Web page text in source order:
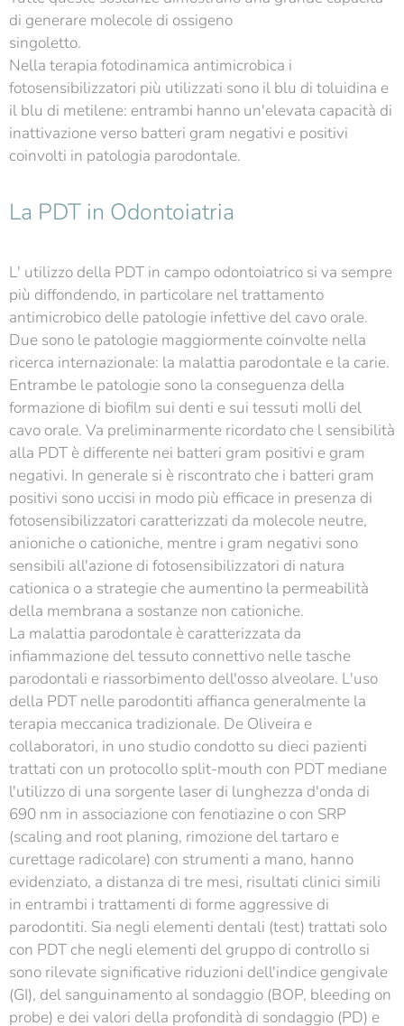
di generare molecole di ossigeno
singoletto.
Nella terapia fotodinamica antimicrobica i
fotosensibilizzatori più utilizzati sono il blu di toluidina e
il blu di metilene: entrambi hanno un'elevata capacità di
inattivazione verso batteri gram negativi e positivi
coinvolti in patologia parodontale.
La PDT in Odontoiatria
L' utilizzo della PDT in campo odontoiatrico si va sempre
più diffondendo, in particolare nel trattamento
antimicrobico delle patologie infettive del cavo orale.
Due sono le patologie maggiormente coinvolte nella
ricerca internazionale: la malattia parodontale e la carie.
Entrambe le patologie sono la conseguenza della
formazione di biofilm sui denti e sui tessuti molli del
cavo orale. Va preliminarmente ricordato che l sensibilità
alla PDT è differente nei batteri gram positivi e gram
negativi. In generale si è riscontrato che i batteri gram
positivi sono uccisi in modo più efficace in presenza di
fotosensibilizzatori caratterizzati da molecole neutre,
anioniche o cationiche, mentre i gram negativi sono
sensibili all'azione di fotosensibilizzatori di natura
cationica o a strategie che aumentino la permeabilità
della membrana a sostanze non cationiche.
La malattia parodontale è caratterizzata da
infiammazione del tessuto connettivo nelle tasche
parodontali e riassorbimento dell'osso alveolare. L'uso
della PDT nelle parodontiti affianca generalmente la
terapia meccanica tradizionale. De Oliveira e
collaboratori, in uno studio condotto su dieci pazienti
trattati con un protocollo split-mouth con PDT mediane
l'utilizzo di una sorgente laser di lunghezza d'onda di
690 nm in associazione con fenotiazine o con SRP
(scaling and root planing, rimozione del tartaro e
curettage radicolare) con strumenti a mano, hanno
evidenziato, a distanza di tre mesi, risultati clinici simili
in entrambi i trattamenti di forme aggressive di
parodontiti. Sia negli elementi dentali (test) trattati solo
con PDT che negli elementi del gruppo di controllo si
sono rilevate significative riduzioni dell'indice gengivale
(GI), del sanguinamento al sondaggio (BOP, bleeding on
probe) e dei valori della profondità di sondaggio (PD) e